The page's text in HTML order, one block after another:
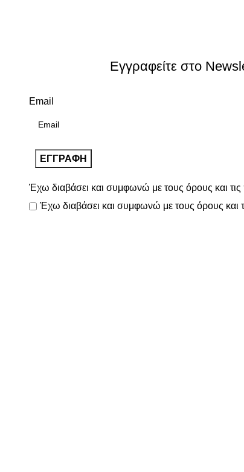
Εγγραφείτε στο
Email
Έχω διαβάσει και συμφωνώ με τους όρους και
Έχω διαβάσει και συμφωνώ με τους όρους και